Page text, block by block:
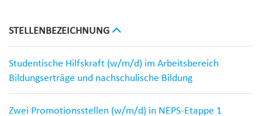
STELLENBEZEICHNUNG
Studentische Hilfskraft (w/m/d) im Arbeitsbereich
Bildungserträge und nachschulische Bildung
Zwei Promotionsstellen (w/m/d) in NEPS-Etappe 1